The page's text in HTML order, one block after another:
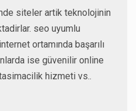
siteler artik teknolojinin
seo uyumlu
ortamında başarılı
ise güvenilir online
tasimacilik hizmeti vs..